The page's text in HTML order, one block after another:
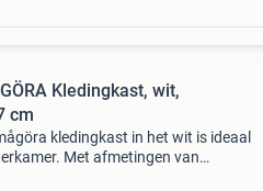
Kledingkast, wit,
cm
kledingkast in het wit is ideaal
Met afmetingen van